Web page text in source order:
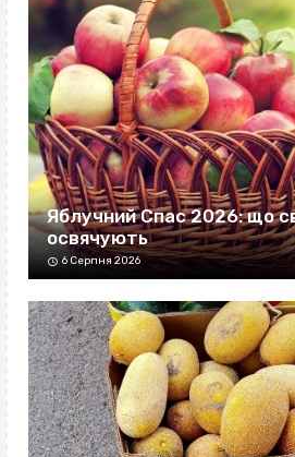
Яблучний Спас 2026: що
освячують
6 Серпня 2026